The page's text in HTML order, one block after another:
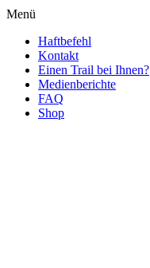
Menü
Haftbefehl
Kontakt
Einen Trail bei Ihnen?
Medienberichte
FAQ
Shop